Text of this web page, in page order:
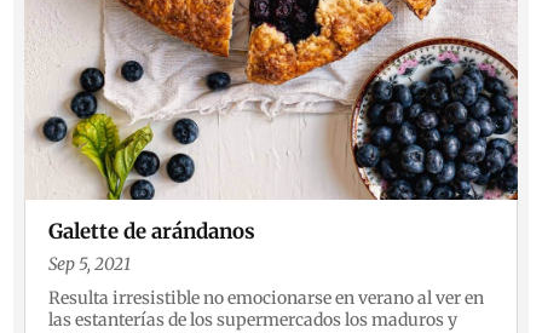
Galette de arándanos
Sep 5, 2021
Resulta irresistible no emocionarse en verano al ver en
las estanterías de los supermercados los maduros y